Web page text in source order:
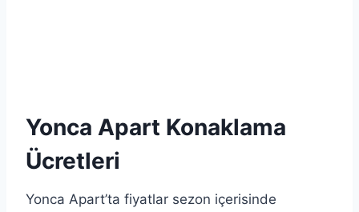
Yonca Apart Konaklama
Ücretleri
Yonca Apart’ta fiyatlar sezon içerisinde